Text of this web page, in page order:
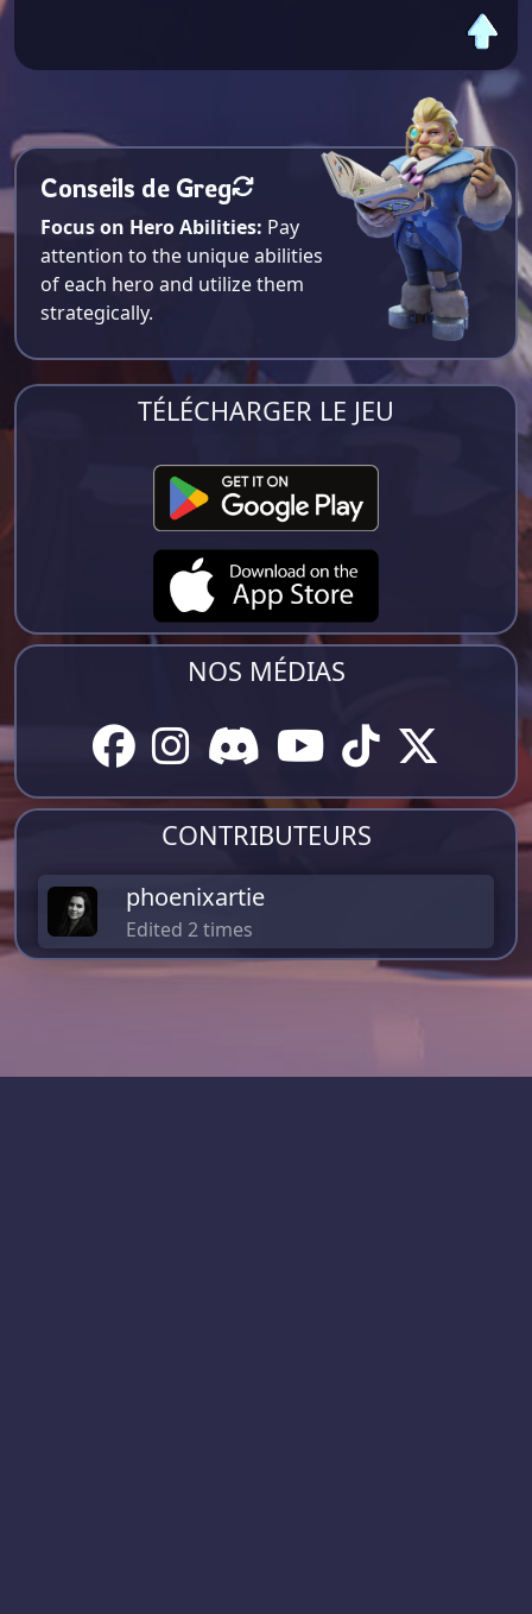
Conseils de Greg
Focus on Hero Abilities: Pay
attention to the unique abilities
of each hero and utilize them
strategically.
TÉLÉCHARGER LE JEU
NOS MÉDIAS
CONTRIBUTEURS
phoenixartie
Edited 2 times